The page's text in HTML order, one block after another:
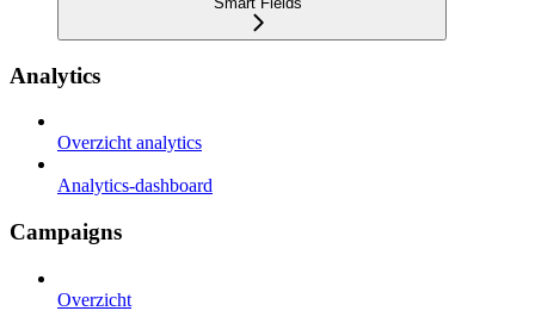
Analytics
Overzicht analytics
Analytics-dashboard
Campaigns
Overzicht